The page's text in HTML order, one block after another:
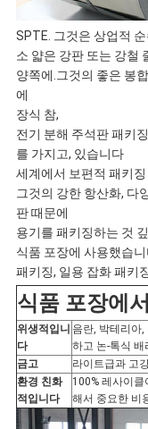
인
용
문
을
요
구
하
세
요
사
SPTE. 그것은 상업적
소 얇은 강판 또는 강철
양쪽에.그것의 좋은 봉
에
장식 참,
전기 분해 주석판 패키
를 가지고, 있습니다
세계에서 보편적 패키징
그것의 강한 항산화, 다
판 때문에
용기를 패키징하는 것
식품 포장에 사용했습
패키징, 일용 잡화 패키
식품 포장에
위생적입니
다
음란, 박테리아
하고 논-톡식
금고
라이트급과 고
환경 친화
적입니다
100% 레사이
해서 중요한 비